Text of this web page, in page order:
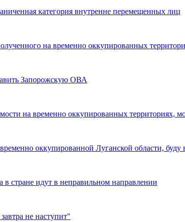
категория внутренне перемещенных лиц
на временно оккупированных
Запорожскую ОВА
на временно оккупированных территориях,
оккупированной Луганской области, буду
в стране идут в неправильном направлении
не наступит"